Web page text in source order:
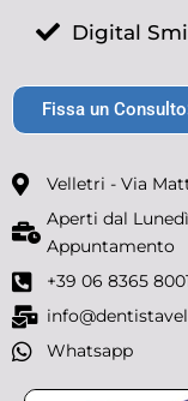
Digital
Fissa un Consulto
Velletri - Via
Aperti dal
Appuntamento
+39 06 8365
Whatsapp